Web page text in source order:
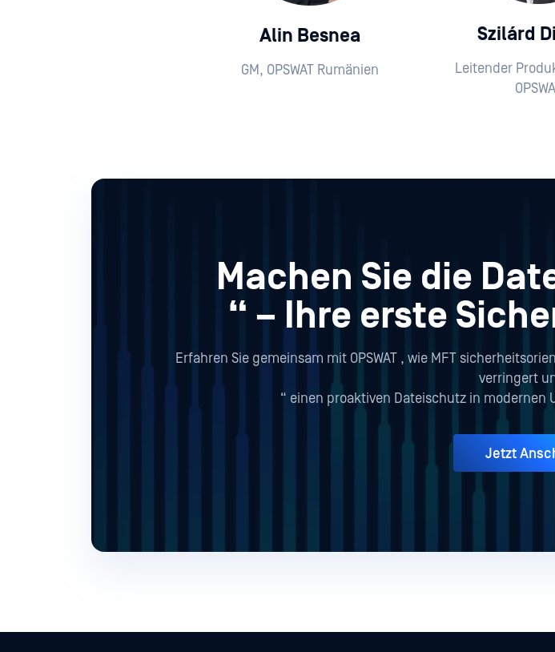
Alin Besnea
GM, OPSWAT Rumänien
Szilárd
Leitender
Machen Sie die
“ – Ihre erste
Erfahren Sie gemeinsam mit OPSWAT , wie MFT
verringert
“ einen proaktiven Dateischutz in
Jetzt